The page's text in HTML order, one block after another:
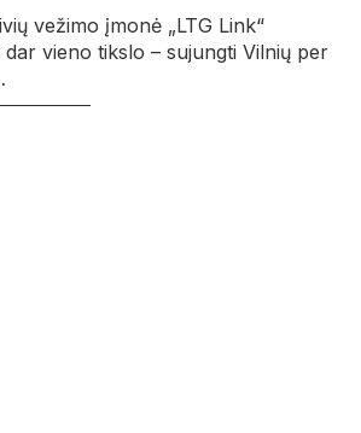
vežimo įmonė „LTG Link“
vieno tikslo – sujungti Vilnių per